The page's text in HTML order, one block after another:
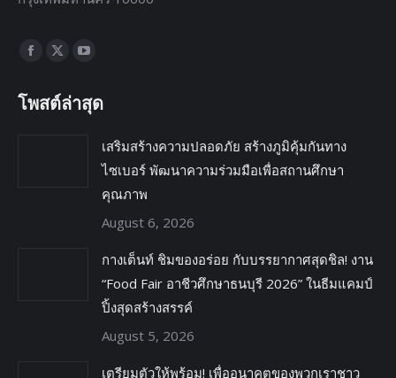
Find us on:
โพสต์ล่าสุด
เสริมสร้างความปลอดภัย สร้างภูมิคุ้มกันทาง
ไซเบอร์ พัฒนาความร่วมมือเพื่อสถานศึกษา
คุณภาพ
August 6, 2026
กางเต็นท์ ชิมของอร่อย กับบรรยากาศสุดชิล! งาน
“Food Fair อาชีวศึกษาธนบุรี 2026” ในธีมแคมป์
ปิ้งสุดสร้างสรรค์
August 5, 2026
เตรียมตัวให้พร้อม! เพื่ออนาคตของพวกเราชาว